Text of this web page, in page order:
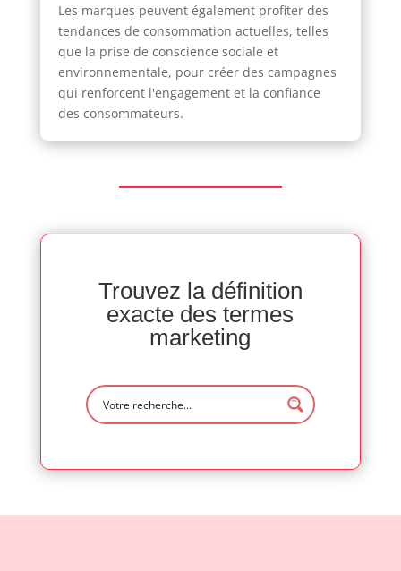
Les marques peuvent également profiter des
tendances de consommation actuelles, telles
que la prise de conscience sociale et
environnementale, pour créer des campagnes
qui renforcent l'engagement et la confiance
des consommateurs.
Trouvez la définition
exacte des termes
marketing